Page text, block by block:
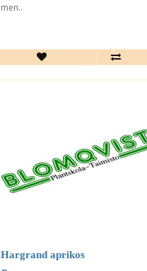
men..
Hargrand aprikos